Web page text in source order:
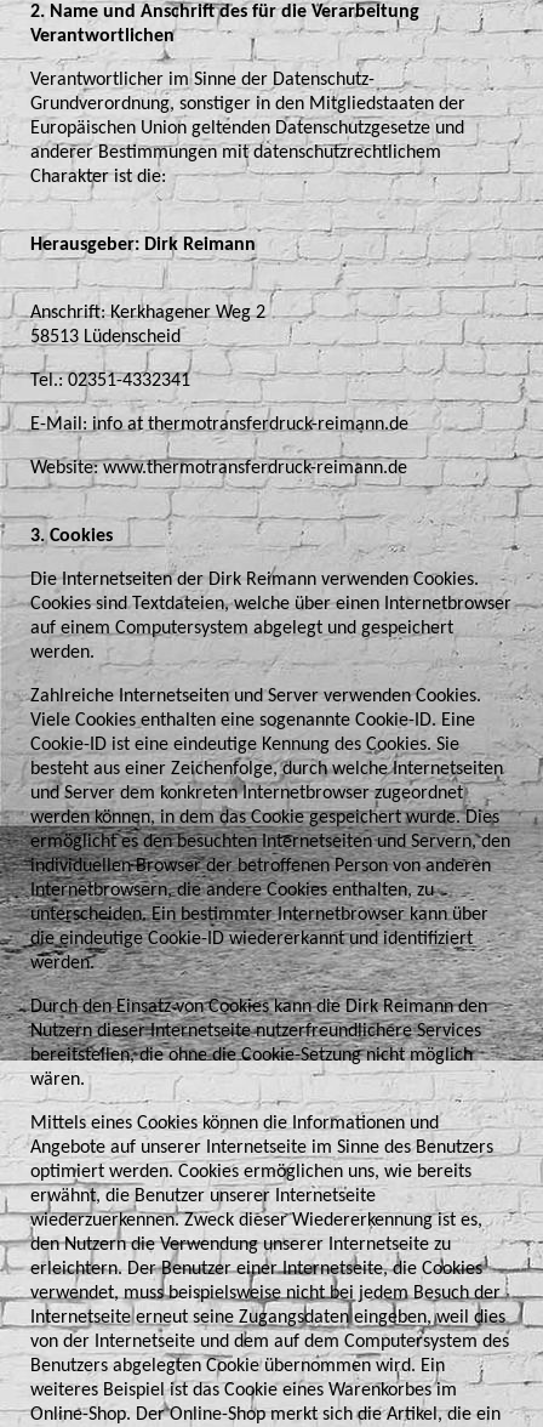
2. Name und Anschrift des für die Verarbeitung
Verantwortlichen
Verantwortlicher im Sinne der Datenschutz-
Grundverordnung, sonstiger in den Mitgliedstaaten der
Europäischen Union geltenden Datenschutzgesetze und
anderer Bestimmungen mit datenschutzrechtlichem
Charakter ist die:
Herausgeber: Dirk Reimann
Anschrift: Kerkhagener Weg 2
58513 Lüdenscheid
Tel.: 02351-4332341
E-Mail: info at thermotransferdruck-reimann.de
Website: www.thermotransferdruck-reimann.de
3. Cookies
Die Internetseiten der Dirk Reimann verwenden Cookies.
Cookies sind Textdateien, welche über einen Internetbrowser
auf einem Computersystem abgelegt und gespeichert
werden.
Zahlreiche Internetseiten und Server verwenden Cookies.
Viele Cookies enthalten eine sogenannte Cookie-ID. Eine
Cookie-ID ist eine eindeutige Kennung des Cookies. Sie
besteht aus einer Zeichenfolge, durch welche Internetseiten
und Server dem konkreten Internetbrowser zugeordnet
werden können, in dem das Cookie gespeichert wurde. Dies
ermöglicht es den besuchten Internetseiten und Servern, den
individuellen Browser der betroffenen Person von anderen
Internetbrowsern, die andere Cookies enthalten, zu
unterscheiden. Ein bestimmter Internetbrowser kann über
die eindeutige Cookie-ID wiedererkannt und identifiziert
werden.
Durch den Einsatz von Cookies kann die Dirk Reimann den
Nutzern dieser Internetseite nutzerfreundlichere Services
bereitstellen, die ohne die Cookie-Setzung nicht möglich
wären.
Mittels eines Cookies können die Informationen und
Angebote auf unserer Internetseite im Sinne des Benutzers
optimiert werden. Cookies ermöglichen uns, wie bereits
erwähnt, die Benutzer unserer Internetseite
wiederzuerkennen. Zweck dieser Wiedererkennung ist es,
den Nutzern die Verwendung unserer Internetseite zu
erleichtern. Der Benutzer einer Internetseite, die Cookies
verwendet, muss beispielsweise nicht bei jedem Besuch der
Internetseite erneut seine Zugangsdaten eingeben, weil dies
von der Internetseite und dem auf dem Computersystem des
Benutzers abgelegten Cookie übernommen wird. Ein
weiteres Beispiel ist das Cookie eines Warenkorbes im
Online-Shop. Der Online-Shop merkt sich die Artikel, die ein